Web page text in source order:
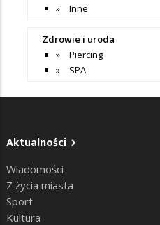
Inne
Zdrowie i uroda
Piercing
SPA
Aktualności
Wiadomości
Z życia miasta
Sport
Kultura